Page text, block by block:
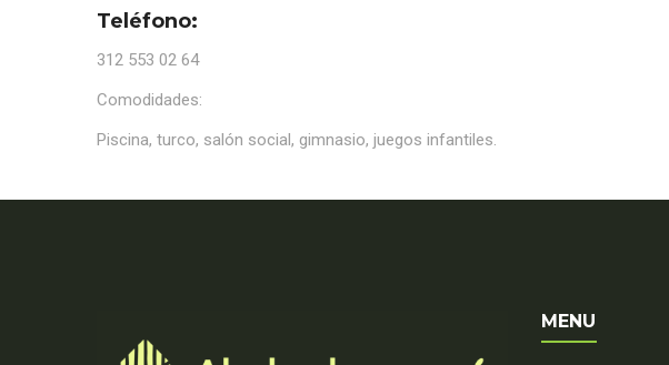
Teléfono:
312 553 02 64
Comodidades:
Piscina, turco, salón social, gimnasio, juegos infantiles.
MENU